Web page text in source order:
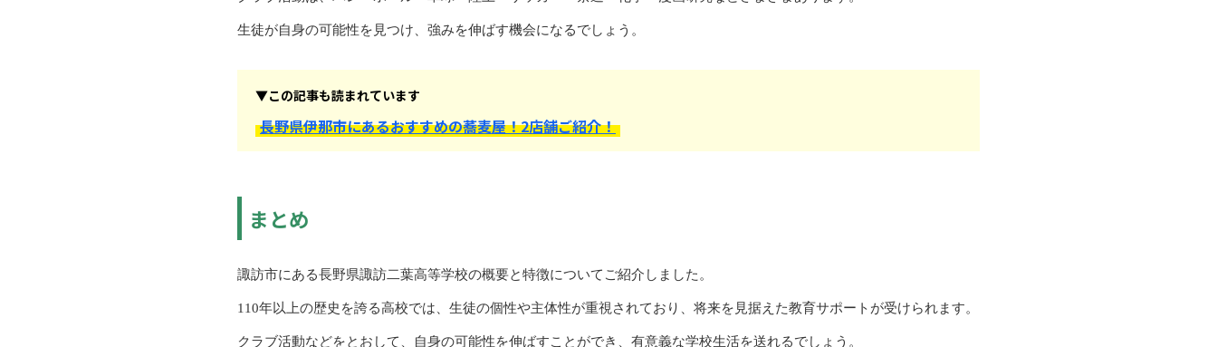
生徒が自身の可能性を見つけ、強みを伸ばす機会になるでしょう。
▼この記事も読まれています
長野県伊那市にあるおすすめの蕎麦屋！2店舗ご紹介！
まとめ
諏訪市にある長野県諏訪二葉高等学校の概要と特徴についてご紹介しました。
110年以上の歴史を誇る高校では、生徒の個性や主体性が重視されており、将来を見据えた教育サポートが受けられます。
クラブ活動などをとおして、自身の可能性を伸ばすことができ、有意義な学校生活を送れるでしょう。